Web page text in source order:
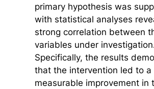
primary hypothesis was
with statistical analyses
strong correlation between
variables under
Specifically, the results
that the intervention led to a
measurable improvement in